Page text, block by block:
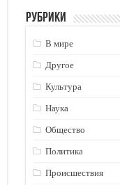
Рубрики
В мире
Другое
Культура
Наука
Общество
Политика
Происшествия